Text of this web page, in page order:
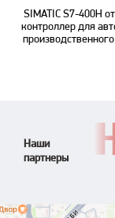
SIMATIC S7-400H
контроллер для
Наши
партнеры